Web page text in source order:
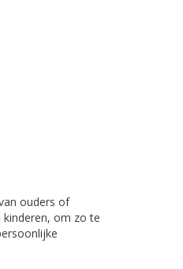
ouders of
om zo te